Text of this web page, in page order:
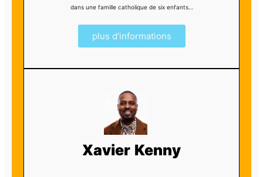
dans une famille catholique de six enfants…
plus d'informations
Xavier Kenny